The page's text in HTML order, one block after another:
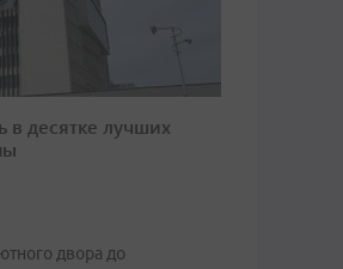
десятке лучших
двора до